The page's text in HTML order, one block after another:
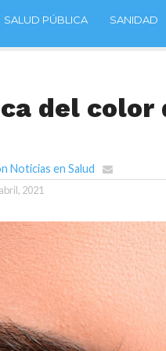
SALUD PÚBLICA SANIDAD
del color
Noticias en Salud
2021